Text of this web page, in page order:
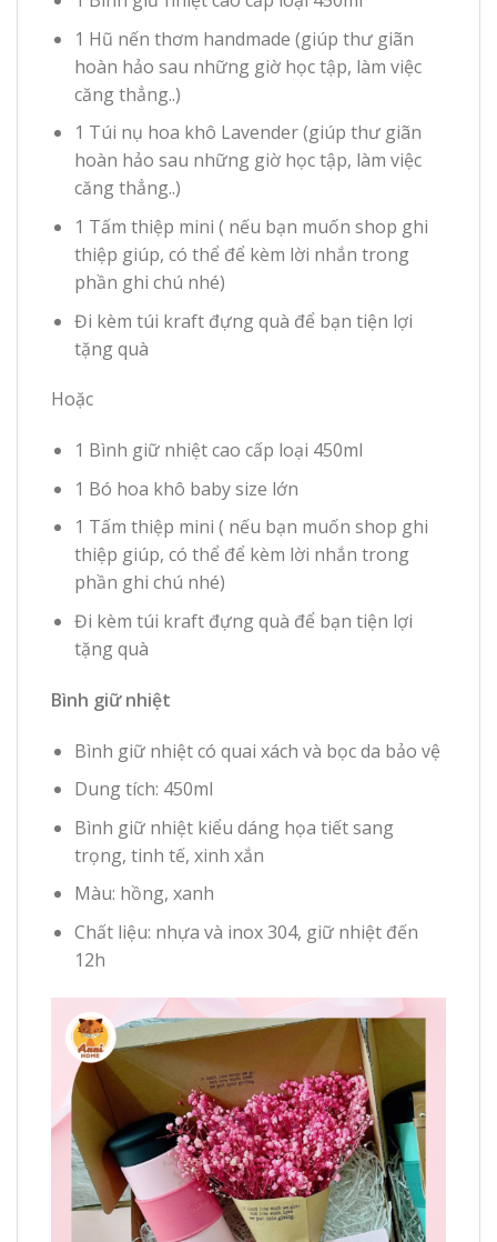
1 Hũ nến thơm handmade (giúp thư giãn
hoàn hảo sau những giờ học tập, làm việc
căng thẳng..)
1 Túi nụ hoa khô Lavender (giúp thư giãn
hoàn hảo sau những giờ học tập, làm việc
căng thẳng..)
1 Tấm thiệp mini ( nếu bạn muốn shop ghi
thiệp giúp, có thể để kèm lời nhắn trong
phần ghi chú nhé)
Đi kèm túi kraft đựng quà để bạn tiện lợi
tặng quà
Hoặc
1 Bình giữ nhiệt cao cấp loại 450ml
1 Bó hoa khô baby size lớn
1 Tấm thiệp mini ( nếu bạn muốn shop ghi
thiệp giúp, có thể để kèm lời nhắn trong
phần ghi chú nhé)
Đi kèm túi kraft đựng quà để bạn tiện lợi
tặng quà
Bình giữ nhiệt
Bình giữ nhiệt có quai xách và bọc da bảo vệ
Dung tích: 450ml
Bình giữ nhiệt kiểu dáng họa tiết sang
trọng, tinh tế, xinh xắn
Màu: hồng, xanh
Chất liệu: nhựa và inox 304, giữ nhiệt đến
12h